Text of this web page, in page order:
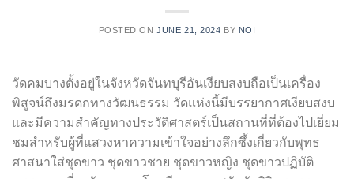
POSTED ONJUNE 21, 2024 BY NOI
วัดคมบางตั้งอยู่ในจังหวัดจันทบุรีอันเงียบสงบถือเป็นเครื่อง
พิสูจน์ถึงมรดกทางวัฒนธรรม วัดแห่งนี้มีบรรยากาศเงียบสงบ
และมีความสำคัญทางประวัติศาสตร์เป็นสถานที่ที่ต้องไปเยี่ยม
ชมสำหรับผู้ที่แสวงหาความเข้าใจอย่างลึกซึ้งเกี่ยวกับพุทธ
ศาสนาใส่ชุดขาว ชุดขาวชาย ชุดขาวหญิง ชุดขาวปฏิบัติ